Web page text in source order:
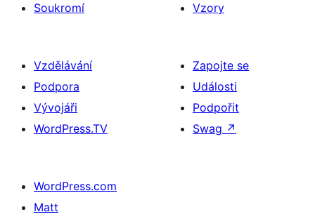
Soukromí
Vzory
Vzdělávání
Podpora
Vývojáři
WordPress.TV
Zapojte se
Události
Podpořit
Swag ↗
WordPress.com
Matt